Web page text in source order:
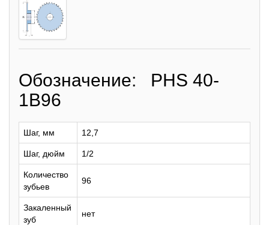
Обозначение: PHS 40-
1B96
Шаг, мм 12,7
Шаг, дюйм 1/2
Количество
зубьев
96
Закаленный
зуб
нет